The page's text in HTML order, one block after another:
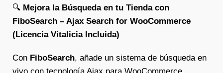
🔍 Mejora la Búsqueda en tu Tienda con
FiboSearch – Ajax Search for WooCommerce
(Licencia Vitalicia Incluida)
Con FiboSearch, añade un sistema de búsqueda en